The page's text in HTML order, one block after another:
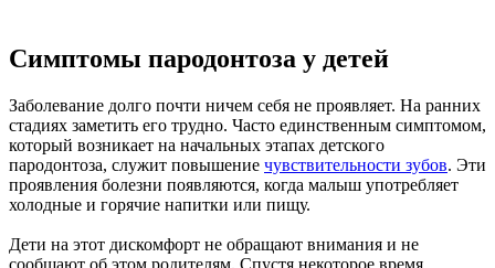
Симптомы пародонтоза у детей
Заболевание долго почти ничем себя не проявляет. На ранних
стадиях заметить его трудно. Часто единственным симптомом,
который возникает на начальных этапах детского
пародонтоза, служит повышение чувствительности зубов. Эти
проявления болезни появляются, когда малыш употребляет
холодные и горячие напитки или пищу.
Дети на этот дискомфорт не обращают внимания и не